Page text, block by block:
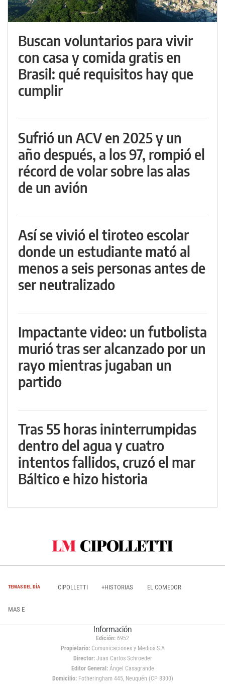
Buscan voluntarios para vivir
con casa y comida gratis en
Brasil: qué requisitos hay que
cumplir
Sufrió un ACV en 2025 y un
año después, a los 97, rompió el
récord de volar sobre las alas
de un avión
Así se vivió el tiroteo escolar
donde un estudiante mató al
menos a seis personas antes de
ser neutralizado
Impactante video: un futbolista
murió tras ser alcanzado por un
rayo mientras jugaban un
partido
Tras 55 horas ininterrumpidas
dentro del agua y cuatro
intentos fallidos, cruzó el mar
Báltico e hizo historia
TEMAS DEL DÍA CIPOLLETTI +HISTORIAS EL COMEDOR
MAS E
Información
Edición: 6952
Propietario:Comunicaciones y Medios S.A
Director: Juan Carlos Schroeder
Editor General:Ángel Casagrande
Domicilio:Fotheringham 445, Neuquén (CP 8300)